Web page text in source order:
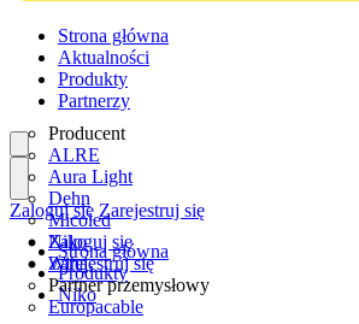
Strona główna
Aktualności
Produkty
Partnerzy
Producent
ALRE
Aura Light
Dehn
Micoled
Niko
Wiha
Partner przemysłowy
Europacable
Zaloguj się
Zarejestruj się
Zaloguj się Zarejestruj się
Strona główna
Produkty
Niko